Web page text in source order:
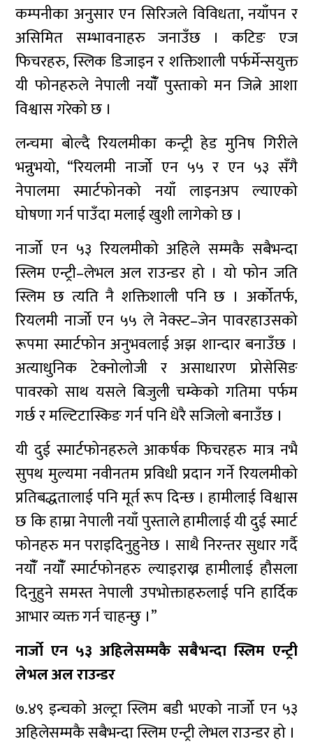
कम्पनीका अनुसार एन सिरिजले विविधता, नयाँपन र
असिमित सम्भावनाहरु जनाउँछ । कटिङ एज
फिचरहरु, स्लिक डिजाइन र शक्तिशाली पर्फर्मेन्सयुक्त
यी फोनहरुले नेपाली नयाँँ पुस्ताको मन जित्ने आशा
विश्वास गरेको छ ।
लन्चमा बोल्दै रियलमीका कन्ट्री हेड मुनिष गिरीले
भन्नुभयो, “रियलमी नार्जो एन ५५ र एन ५३ सँगै
नेपालमा स्मार्टफोनको नयाँ लाइनअप ल्याएको
घोषणा गर्न पाउँदा मलाई खुशी लागेको छ ।
नार्जो एन ५३ रियलमीको अहिले सम्मकै सबैभन्दा
स्लिम एन्ट्री–लेभल अल राउन्डर हो । यो फोन जति
स्लिम छ त्यति नै शक्तिशाली पनि छ । अर्कोतर्फ,
रियलमी नार्जो एन ५५ ले नेक्स्ट–जेन पावरहाउसको
रूपमा स्मार्टफोन अनुभवलाई अझ शान्दार बनाउँछ ।
अत्याधुनिक टेक्नोलोजी र असाधारण प्रोसेसिङ
पावरको साथ यसले बिजुली चम्केको गतिमा पर्फम
गर्छ र मल्टिटास्किङ गर्न पनि धेरै सजिलो बनाउँछ ।
यी दुई स्मार्टफोनहरुले आकर्षक फिचरहरु मात्र नभै
सुपथ मुल्यमा नवीनतम प्रविधी प्रदान गर्ने रियलमीको
प्रतिबद्धतालाई पनि मूर्त रूप दिन्छ । हामीलाई विश्वास
छ कि हाम्रा नेपाली नयाँ पुस्ताले हामीलाई यी दुई स्मार्ट
फोनहरु मन पराइदिनुहुनेछ । साथै निरन्तर सुधार गर्दै
नयाँँ नयाँँ स्मार्टफोनहरु ल्याइराख्न हामीलाई हौसला
दिनुहुने समस्त नेपाली उपभोक्ताहरुलाई पनि हार्दिक
आभार व्यक्त गर्न चाहन्छु ।”
नार्जो एन ५३ अहिलेसम्मकै सबैभन्दा स्लिम एन्ट्री
लेभल अल राउन्डर
७.४९ इन्चको अल्ट्रा स्लिम बडी भएको नार्जो एन ५३
अहिलेसम्मकै सबैभन्दा स्लिम एन्ट्री लेभल राउन्डर हो ।